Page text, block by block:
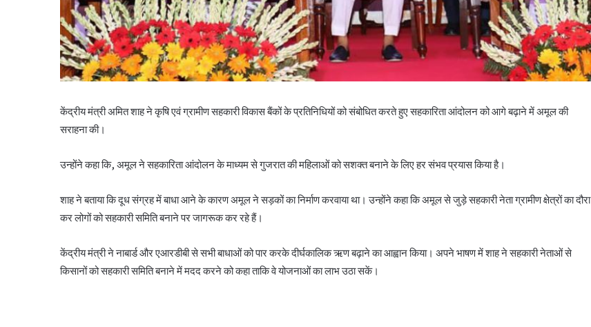
केंद्रीय मंत्री अमित शाह ने कृषि एवं ग्रामीण सहकारी विकास बैंकों के प्रतिनिधियों को संबोधित करते हुए सहकारिता आंदोलन को आगे बढ़ाने में अमूल की
सराहना की।
उन्होंने कहा कि, अमूल ने सहकारिता आंदोलन के माध्यम से गुजरात की महिलाओं को सशक्त बनाने के लिए हर संभव प्रयास किया है।
शाह ने बताया कि दूध संग्रह में बाधा आने के कारण अमूल ने सड़कों का निर्माण करवाया था। उन्होंने कहा कि अमूल से जुड़े सहकारी नेता ग्रामीण क्षेत्रों का दौरा
कर लोगों को सहकारी समिति बनाने पर जागरूक कर रहे हैं।
केंद्रीय मंत्री ने नाबार्ड और एआरडीबी से सभी बाधाओं को पार करके दीर्घकालिक ऋण बढ़ाने का आह्वान किया। अपने भाषण में शाह ने सहकारी नेताओं से
किसानों को सहकारी समिति बनाने में मदद करने को कहा ताकि वे योजनाओं का लाभ उठा सकें।